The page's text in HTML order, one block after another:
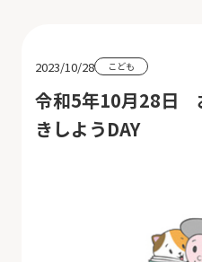
2023/10/28 こども
令和5年10月28日
きしようDAY